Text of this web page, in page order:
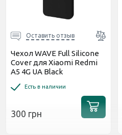
Оставить отзыв
Чехол WAVE Full Silicone
Cover для Xiaomi Redmi
A5 4G UA Black
Есть в наличии
300 грн